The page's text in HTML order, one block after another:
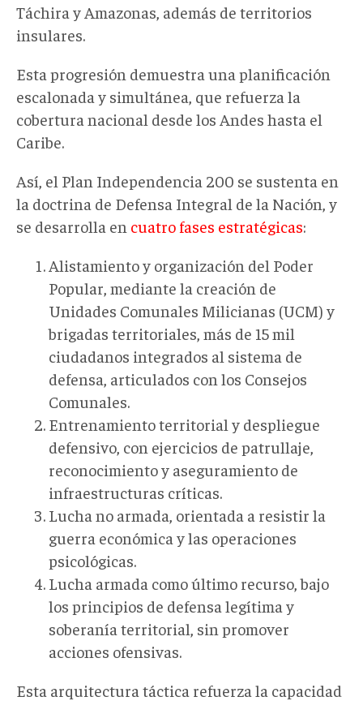
Táchira y Amazonas, además de territorios
insulares.
Esta progresión demuestra una planificación
escalonada y simultánea, que refuerza la
cobertura nacional desde los Andes hasta el
Caribe.
Así, el Plan Independencia 200 se sustenta en
la doctrina de Defensa Integral de la Nación, y
se desarrolla en cuatro fases estratégicas:
Alistamiento y organización del Poder
Popular, mediante la creación de
Unidades Comunales Milicianas (UCM) y
brigadas territoriales más de 15mil
ciudadanos integrados al sistema de
defensa, articulados con los Consejos
Comunales.
Entrenamiento territorial y despliegue
defensivo, con ejercicios de patrullaje,
reconocimiento y aseguramiento de
infraestructuras críticas.
Lucha no armada, orientada a resistir la
guerra económica y las operaciones
psicológicas.
Lucha armada como último recurso, bajo
los principios de defensa legítima y
soberanía territorial, sin promover
acciones ofensivas.
Esta arquitectura táctica refuerza la capacidad